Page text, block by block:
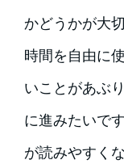
かどうかが大
時間を自由に
いことがあぶ
に進みたいで
が読みやすく